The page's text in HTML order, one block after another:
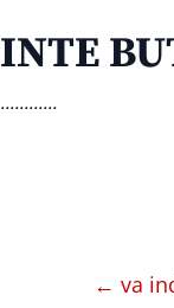
INTE
............
← va